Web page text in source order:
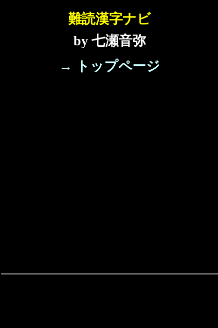
難読漢字ナビ
by 七瀬音弥
→ トップページ